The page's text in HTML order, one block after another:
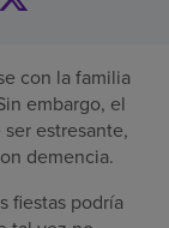
con la familia
embargo, el
estresante,
demencia.
fiestas podría